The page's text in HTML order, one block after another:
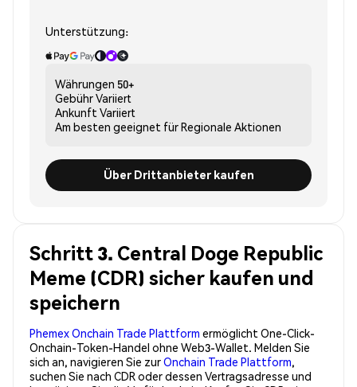
Unterstützung:
Währungen 50+
GebührVariiert
Ankunft Variiert
Am besten geeignet fürRegionale Aktionen
Über Drittanbieter kaufen
Schritt 3. Central Doge Republic
Meme (CDR) sicher kaufen und
speichern
Phemex Onchain Trade Plattform ermöglicht One-Click-
Onchain-Token-Handel ohne Web3-Wallet. Melden Sie
sich an, navigieren Sie zurOnchain Trade Plattform,
suchen Sie nach CDR oder dessen Vertragsadresse und